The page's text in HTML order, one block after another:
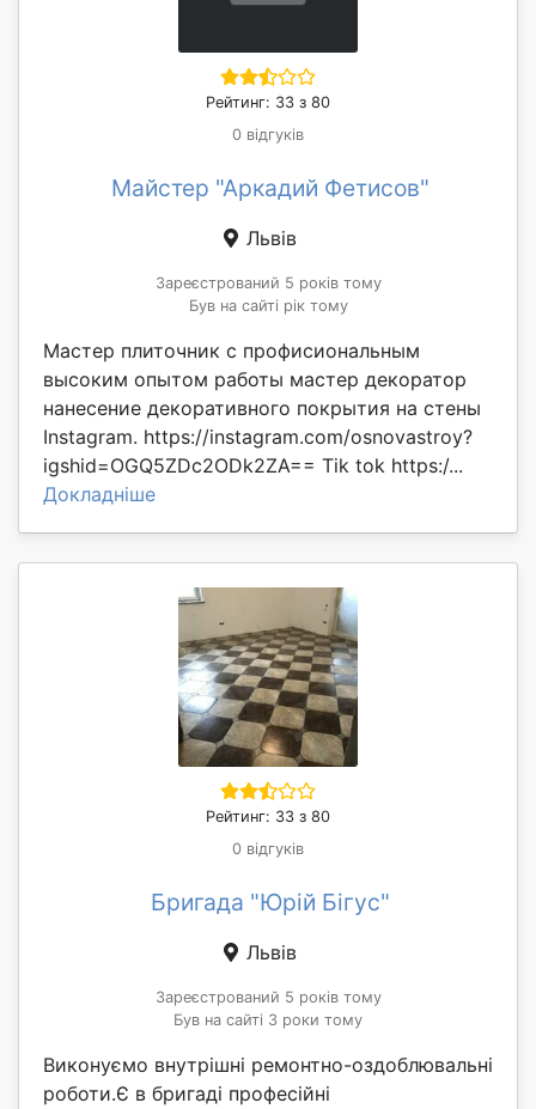
Рейтинг: 33 з 80
0 відгуків
Майстер "Аркадий Фетисов"
Львів
Зареєстрований 5 років тому
Був на сайті рік тому
Мастер плиточник с профисиональным
высоким опытом работы мастер декоратор
нанесение декоративного покрытия на стены
Instagram. https://instagram.com/osnovastroy?
igshid=OGQ5ZDc2ODk2ZA== Tik tok https:/...
Докладніше
Рейтинг: 33 з 80
0 відгуків
Бригада "Юрій Бігус"
Львів
Зареєстрований 5 років тому
Був на сайті 3 роки тому
Виконуємо внутрішні ремонтно-оздоблювальні
роботи.Є в бригаді професійні